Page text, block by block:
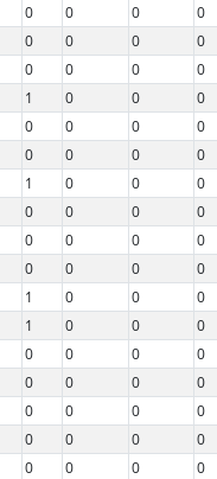
0 0 0
0
0 0 0
0
0 0 0
0
1 0 0
0
0 0 0
0
0 0 0
0
1 0 0
0
0 0 0
0
0 0 0
0
0 0 0
0
1 0 0
0
1 0 0
0
0 0 0
0
0 0 0
0
0 0 0
0
0 0 0
0
0 0 0
0